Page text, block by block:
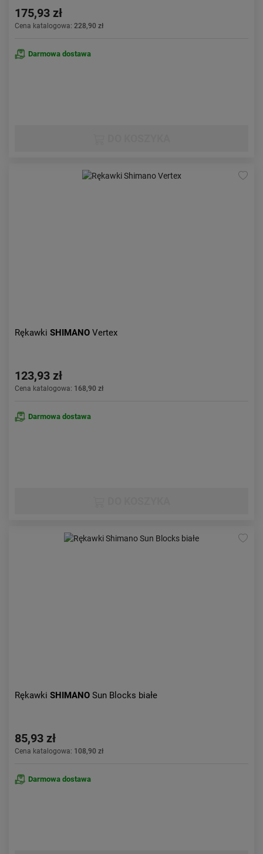
175,93 zł
Cena katalogowa: 228,90 zł
Darmowa dostawa
Rękawki SHIMANO Vertex
123,93 zł
Cena katalogowa: 168,90 zł
Darmowa dostawa
Rękawki SHIMANO Sun Blocks białe
85,93 zł
Cena katalogowa: 108,90 zł
Darmowa dostawa